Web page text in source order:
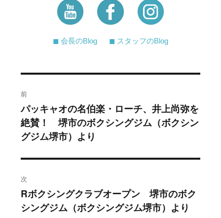
◼︎ 会長のBlog ◼︎ スタッフのBlog
稿
ナ
ビ
ー
シ
前
過
去
の
パッキャオの名伯楽・ローチ、井上尚弥を
絶賛！ 堺市のボクシングジム（ボクシン
グジム堺市）より
次
次
の
Rボクシングクラブオープン 堺市のボク
シングジム（ボクシングジム堺市）より